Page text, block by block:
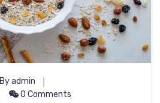
By admin
0 Comments